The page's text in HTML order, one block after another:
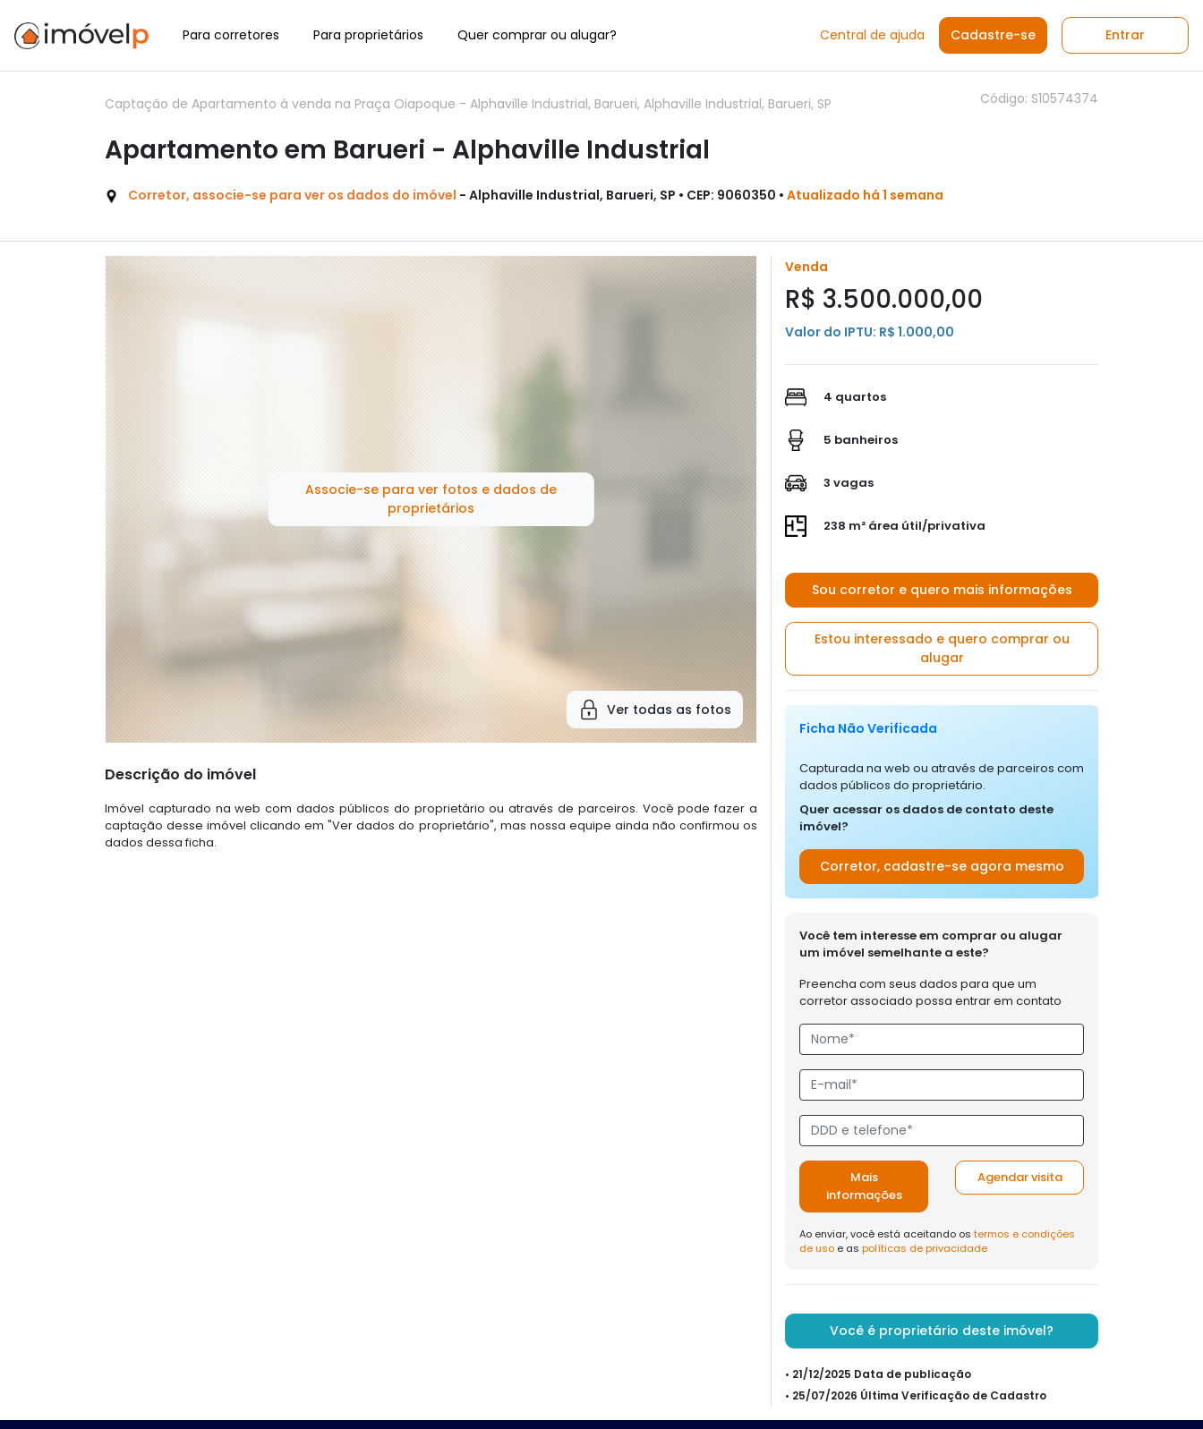
Para corretores Para proprietários Quer comprar ou alugar? Central de ajuda Cadastre-se Entrar
Captação de Apartamento à venda na Praça Oiapoque - Alphaville Industrial, Barueri, Alphaville Industrial, Barueri, SP Código: S10574374
Apartamento em Barueri - Alphaville Industrial
Corretor, associe-se para ver os dados do imóvel - Alphaville Industrial, Barueri, SP • CEP: 9060350 • Atualizado há 1 semana
Associe-se para ver fotos e dados de
proprietários
Ver todas as fotos
Descrição do imóvel
Imóvel capturado na web com dados públicos do proprietário ou através de parceiros. Você pode fazer a
captação desse imóvel clicando em "Ver dados do proprietário", mas nossa equipe ainda não confirmou os
dados dessa ficha.
Venda
R$ 3.500.000,00
Valor do IPTU: R$ 1.000,00
4 quartos
5 banheiros
3 vagas
238 m² área útil/privativa
Sou corretor e quero mais informações
Estou interessado e quero comprar ou
alugar
Ficha Não Verificada
Capturada na web ou através de parceiros com
dados públicos do proprietário.
Quer acessar os dados de contato deste
imóvel?
Corretor, cadastre-se agora mesmo
Você tem interesse em comprar ou alugar
um imóvel semelhante a este?
Preencha com seus dados para que um
corretor associado possa entrar em contato
Mais
informações
Agendar visita
Ao enviar, você está aceitando os termos e condições
de uso e as políticas de privacidade
Você é proprietário deste imóvel?
• 21/12/2025 Data de publicação
• 25/07/2026 Última Verificação de Cadastro